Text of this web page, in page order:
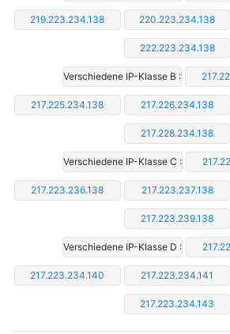
219.223.234.138 220.223.234.138
222.223.234.138
Verschiedene IP-Klasse B :
217.225.234.138 217.226.234.138
217.228.234.138
Verschiedene IP-Klasse C :
217.223.236.138 217.223.237.138
217.223.239.138
Verschiedene IP-Klasse D :
217.223.234.140 217.223.234.141
217.223.234.143